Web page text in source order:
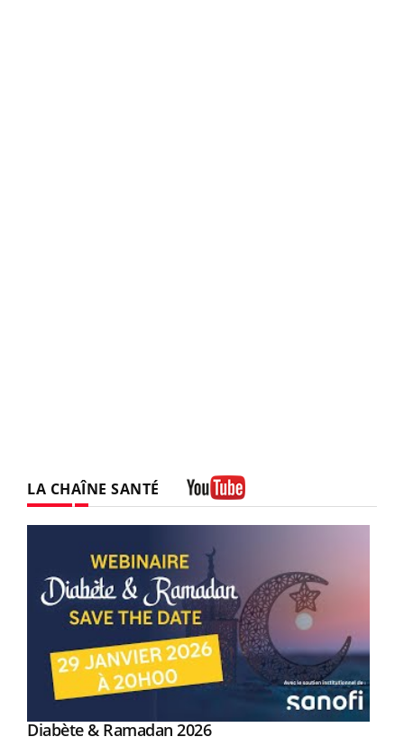
LA CHAÎNE SANTÉ
Youtube
Diabète & Ramadan 2026Youtube
Youtube
Un « jumeau numérique » pour faciliter l’accès